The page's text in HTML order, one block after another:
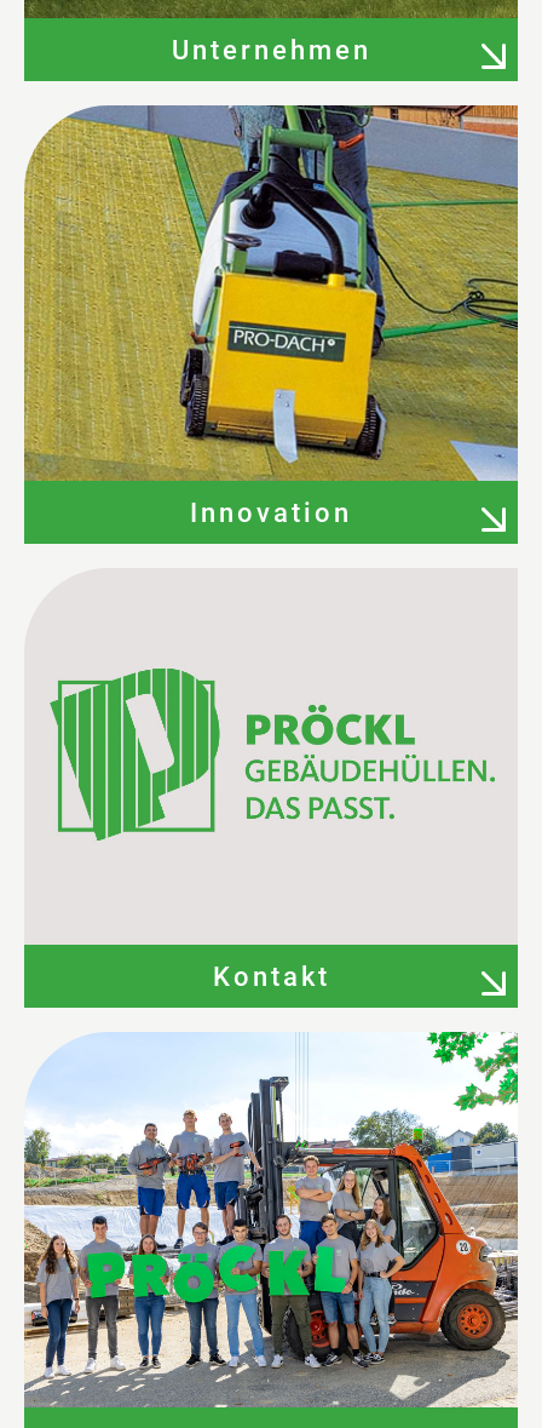
Unternehmen
Innovation
Kontakt